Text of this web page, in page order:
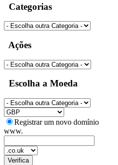
Categorias
Ações
Escolha a Moeda
Registrar um novo domínio
www.
Verifica